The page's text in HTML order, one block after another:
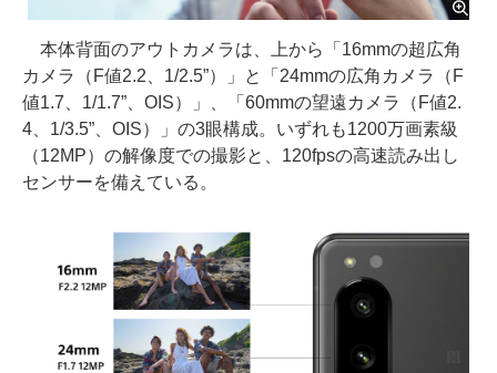
本体背面のアウトカメラは、上から「16mmの超広角
カメラ（F値2.2、1/2.5”）」と「24mmの広角カメラ（F
値1.7、1/1.7”、OIS）」、「60mmの望遠カメラ（F値2.
4、1/3.5”、OIS）」の3眼構成。いずれも1200万画素級
（12MP）の解像度での撮影と、120fpsの高速読み出し
センサーを備えている。